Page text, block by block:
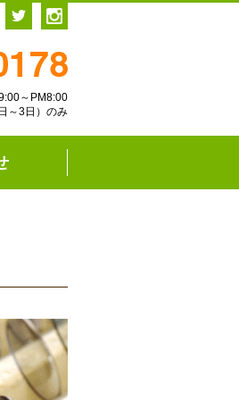
～PM8:00
～3日）のみ